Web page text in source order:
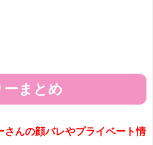
ーまとめ
さんの顔バレやプライベート情